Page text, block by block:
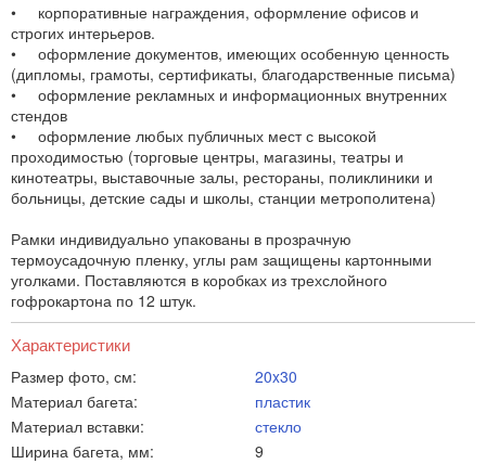
• корпоративные награждения, оформление офисов и
строгих интерьеров.
• оформление документов, имеющих особенную ценность
(дипломы, грамоты, сертификаты, благодарственные письма)
• оформление рекламных и информационных внутренних
стендов
• оформление любых публичных мест с высокой
проходимостью (торговые центры, магазины, театры и
кинотеатры, выставочные залы, рестораны, поликлиники и
больницы, детские сады и школы, станции метрополитена)
Рамки индивидуально упакованы в прозрачную
термоусадочную пленку, углы рам защищены картонными
уголками. Поставляются в коробках из трехслойного
гофрокартона по 12 штук.
Характеристики
Размер фото, см:
20x30
Материал багета:
пластик
Материал вставки:
стекло
Ширина багета, мм:
9